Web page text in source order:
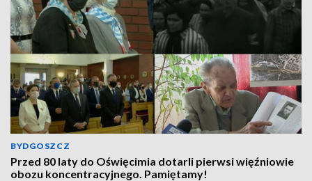
BYDGOSZCZ
Przed 80 laty do Oświęcimia dotarli pierwsi więźniowie
obozu koncentracyjnego. Pamiętamy!